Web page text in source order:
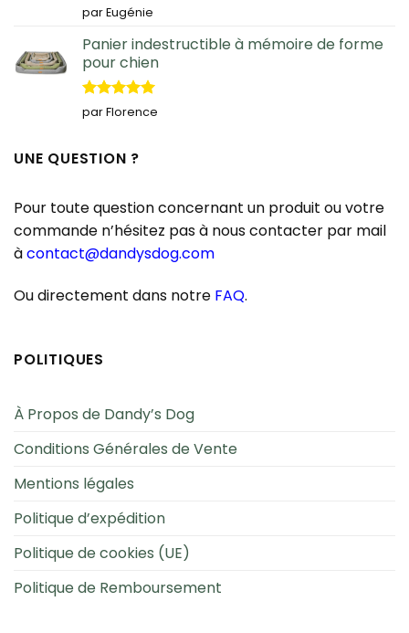
Note5sur
5
par Eugénie
Panier indestructible à mémoire de forme
pour chien
Note5sur
5
par Florence
UNE QUESTION ?
Pour toute question concernant un produit ou votre
commande n’hésitez pas à nous contacter par mail
àcontact@dandysdog.com
Ou directement dans notre FAQ.
POLITIQUES
À Propos de Dandy’s Dog
Conditions Générales de Vente
Mentions légales
Politique d’expédition
Politique de cookies (UE)
Politique de Remboursement